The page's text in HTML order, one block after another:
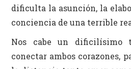
dificulta la asunción, la
conciencia de una terrible
Nos cabe un dificilísimo
conectar ambos corazones,